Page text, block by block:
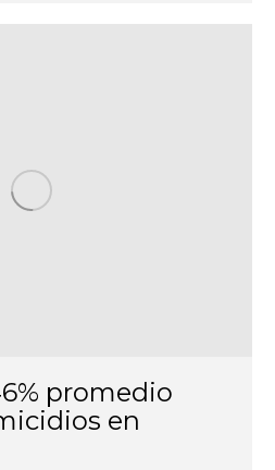
promedio
en